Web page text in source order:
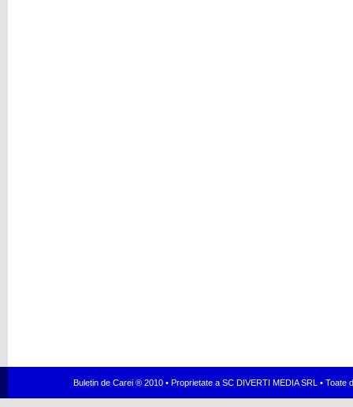
Buletin de Carei ® 2010 • Proprietate a SC DIVERTI MEDIA SRL •